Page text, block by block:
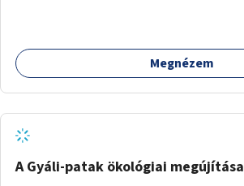
Megnézem
A Gyáli-patak ökológiai megújítása